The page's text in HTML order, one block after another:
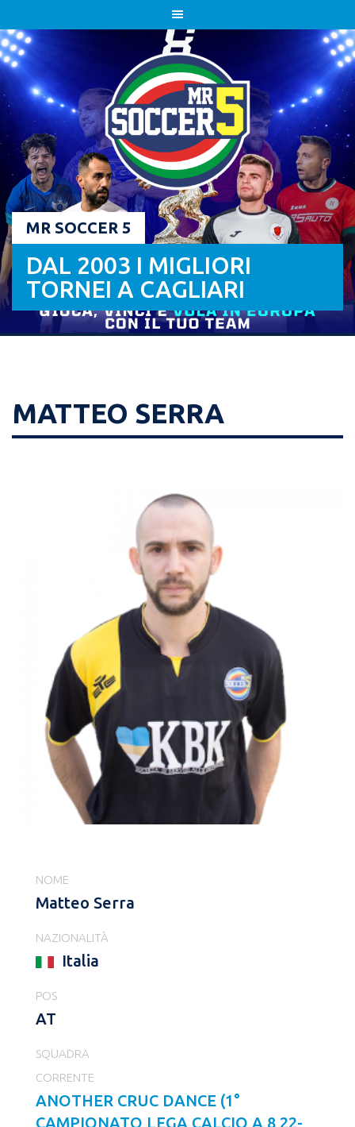
to
content
MR SOCCER 5
DAL 2003 I MIGLIORI
TORNEI A CAGLIARI
MATTEO SERRA
NOME
Matteo Serra
NAZIONALITÀ
Italia
POS
AT
SQUADRA
CORRENTE
ANOTHER CRUC DANCE (1°
CAMPIONATO LEGA CALCIO A 8 22-